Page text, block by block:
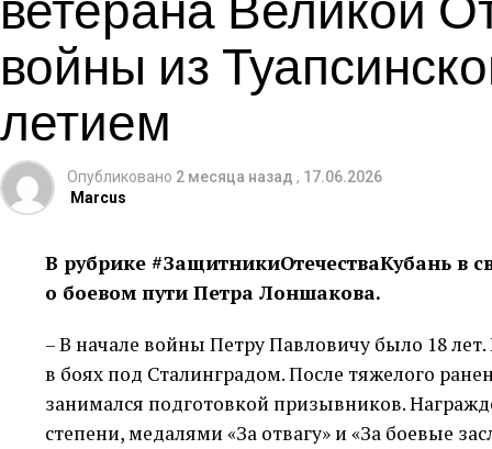
войны из
летием
Опубликовано 2 месяца назад , 17.06.2026
Marcus
В рубрике #ЗащитникиОтечестваКубань в
о боевом пути Петра Лоншакова.
– В начале войны Петру Павловичу было 18
в боях под Сталинградом. После тяжелого
занимался подготовкой призывников.
степени, медалями «За отвагу» и «За боевые